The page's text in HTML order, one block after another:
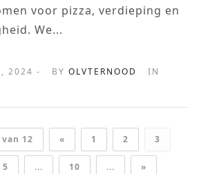
voor pizza, verdieping en
We...
2024 - BYOLVTERNOOD IN
12 « 1 2 3
5 ... 10 ... »